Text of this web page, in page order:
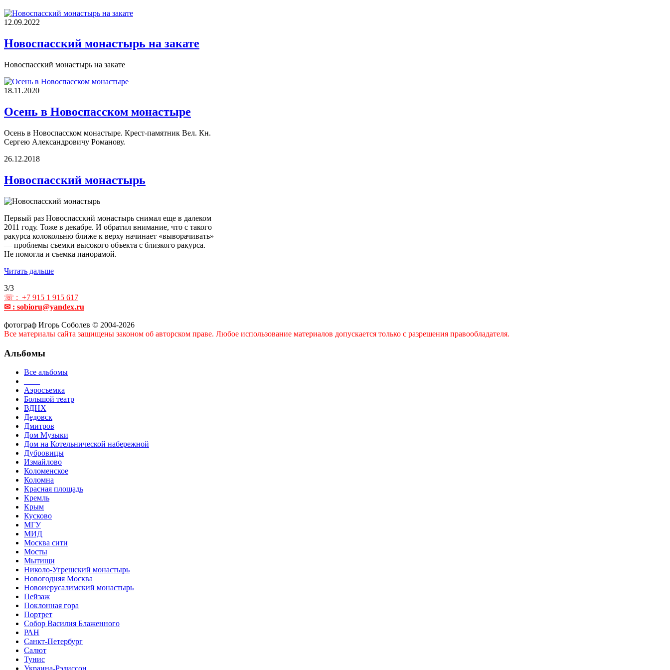
12.09.2022
Новоспасский монастырь на закате
Новоспасский монастырь на закате
18.11.2020
Осень в Новоспасском монастыре
Осень в Новоспасском монастыре. Крест-памятник Вел. Кн.
Сергею Александровичу Романову.
26.12.2018
Новоспасский монастырь
Первый раз Новоспасский монастырь снимал еще в далеком
2011 году. Тоже в декабре. И обратил внимание, что с такого
ракурса колокольню ближе к верху начинает «выворачивать»
— проблемы съемки высокого объекта с близкого ракурса.
Не помогла и съемка панорамой.
Читать дальше
3/3
☏ : +7 915 1 915 617
✉ : sobioru@yandex.ru
фотограф Игорь Соболев © 2004-2026
Все материалы сайта защищены законом об авторском праве. Любое использование материалов допускается только с разрешения правообладателя.
Альбомы
Все альбомы
Аэросъемка
Большой театр
ВДНХ
Дедовск
Дмитров
Дом Музыки
Дом на Котельнической набережной
Дубровицы
Измайлово
Коломенское
Коломна
Красная площадь
Кремль
Крым
Кусково
МГУ
МИД
Москва сити
Мосты
Мытищи
Николо-Угрешский монастырь
Новогодняя Москва
Новоиерусалимский монастырь
Пейзаж
Поклонная гора
Портрет
Собор Василия Блаженного
РАН
Санкт-Петербург
Салют
Тунис